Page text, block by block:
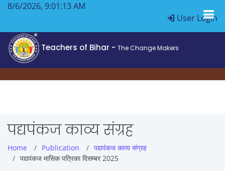
8/6/2026, 9:01:14 AM
User Login
Teachers of Bihar - The Change Makers
पद्यपंकज काव्य संग्रह
Home Publication
पद्यपंकज काव्य संग्रह
पद्यपंकज मासिक पत्रिका दिसम्बर 2025